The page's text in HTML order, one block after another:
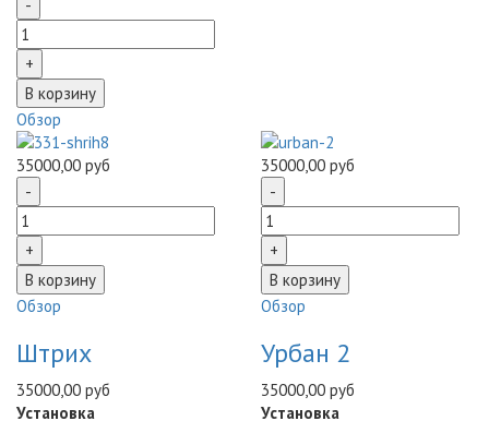
Обзор
35000,00 руб
Обзор
Штрих
35000,00 руб
Установка
35000,00 руб
Обзор
Урбан 2
35000,00 руб
Установка